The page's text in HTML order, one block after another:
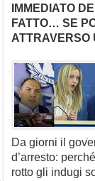
IMMEDIATO
FATTO… SE
ATTRAVERSO
Da giorni il
d’arresto:
rotto gli indugi